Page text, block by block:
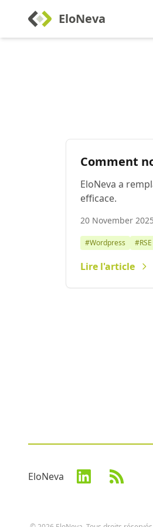
EloNeva
Comment
EloNeva a
efficace.
20 November 2025
#Wordpress #RSE
Lire l'article
EloNeva